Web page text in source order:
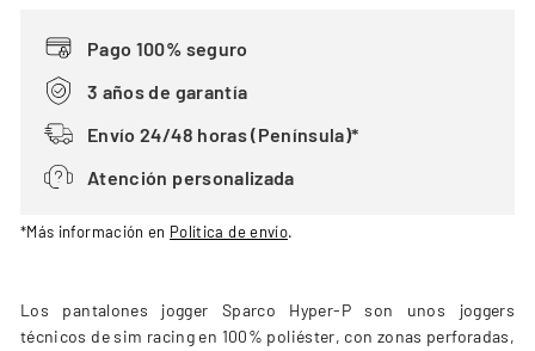
Pago 100% seguro
3 años de garantía
Envío 24/48 horas (Península)*
Atención personalizada
*Más información en Política de envío.
Los pantalones jogger Sparco Hyper-P son unos joggers
técnicos de sim racing en 100% poliéster, con zonas perforadas,